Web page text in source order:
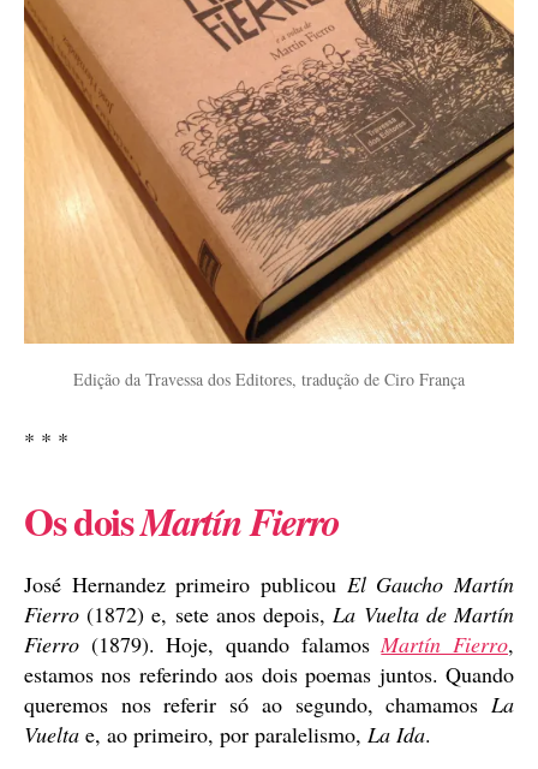
Edição da Travessa dos Editores, tradução de Ciro França
* * *
Os doisMartín Fierro
José Hernandez primeiro publicou El Gaucho Martín
Fierro (1872) e, sete anos depois,La Vuelta de Martín
Fierro (1879). Hoje, quando falamosMartín Fierro,
estamos nos referindo aos dois poemas juntos. Quando
queremos nos referir só ao segundo, chamamos La
Vuelta e, ao primeiro, por paralelismo, La Ida.